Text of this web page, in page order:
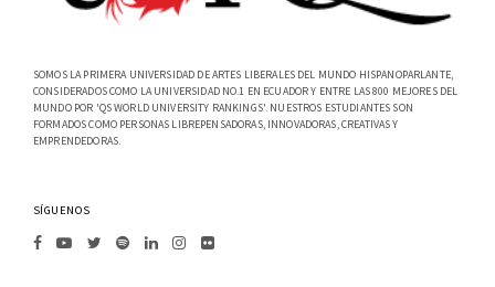
SOMOS LA PRIMERA UNIVERSIDAD DE ARTES LIBERALES DEL MUNDO HISPANOPARLANTE,
CONSIDERADOS COMO LA UNIVERSIDAD NO.1 EN ECUADOR Y ENTRE LAS 800 MEJORES DEL
MUNDO POR 'QS WORLD UNIVERSITY RANKINGS'. NUESTROS ESTUDIANTES SON
FORMADOS COMO PERSONAS LIBREPENSADORAS, INNOVADORAS, CREATIVAS Y
EMPRENDEDORAS.
SÍGUENOS